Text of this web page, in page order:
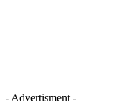
- Advertisment -